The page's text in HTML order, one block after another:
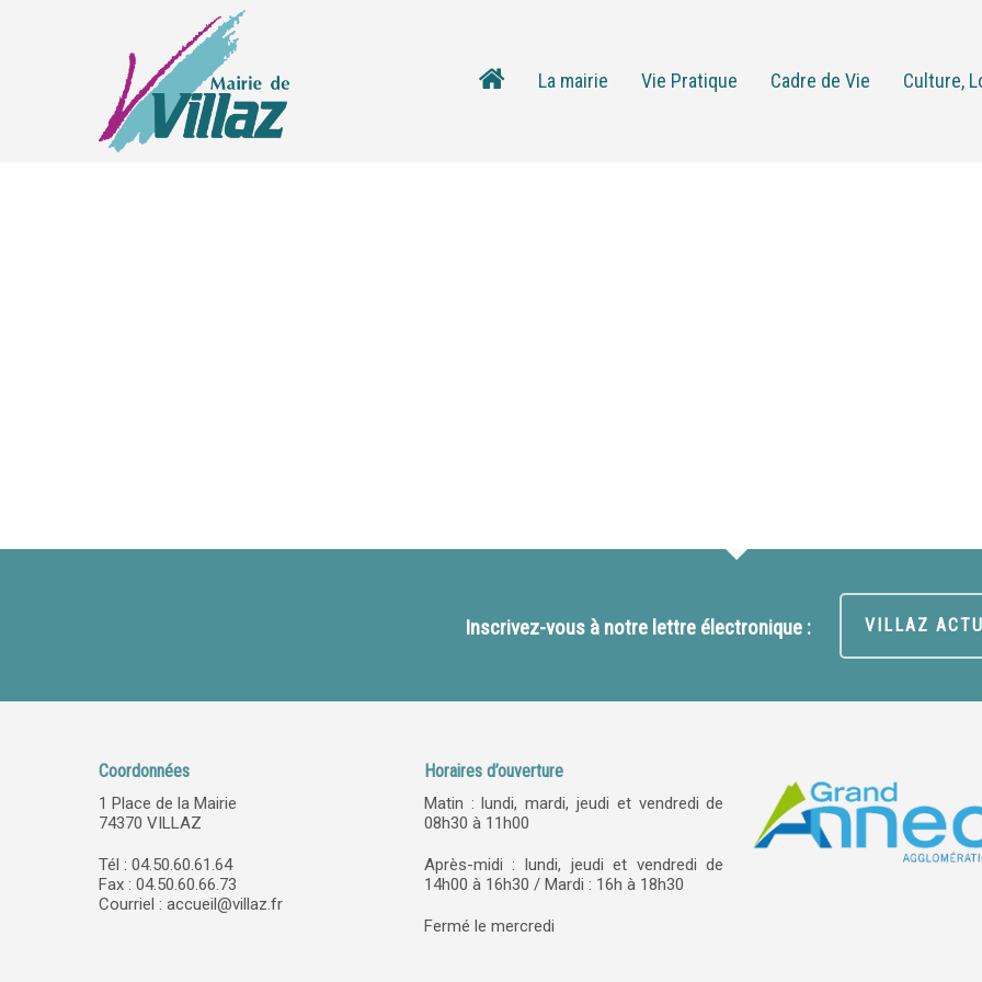
La mairie Vie Pratique Cadre de Vie Culture,
Inscrivez-vous à notre lettre électronique : VILLAZ
Coordonnées
1 Place de la Mairie
74370 VILLAZ
Tél : 04.50.60.61.64
Fax : 04.50.60.66.73
Courriel : accueil@villaz.fr
Horaires d’ouverture
Matin : lundi, mardi, jeudi et vendredi de
08h30 à 11h00
Après-midi : lundi, jeudi et vendredi de
14h00 à 16h30 / Mardi : 16h à 18h30
Fermé le mercredi